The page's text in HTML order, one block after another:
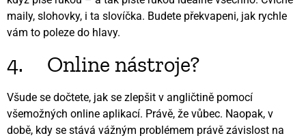
maily, slohovky, i ta slovíčka. Budete překvapeni, jak rychle
vám to poleze do hlavy.
4. Online nástroje?
Všude se dočtete, jak se zlepšit v angličtině pomocí
všemožných online aplikací. Právě, že vůbec. Naopak, v
době, kdy se stává vážným problémem právě závislost na